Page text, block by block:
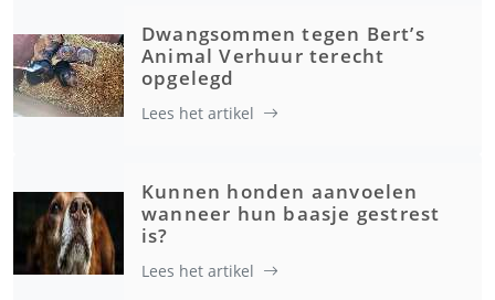
Dwangsommen tegen Bert’s
Animal Verhuur terecht
opgelegd
Lees het artikel
Kunnen honden aanvoelen
wanneer hun baasje gestrest
is?
Lees het artikel